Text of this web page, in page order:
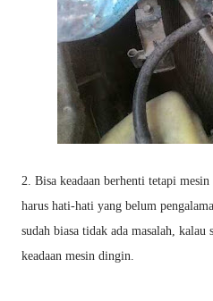
2. Bisa keadaan berhenti tetapi
harus hati-hati yang belum
sudah biasa tidak ada masalah, kalau
keadaan mesin dingin.